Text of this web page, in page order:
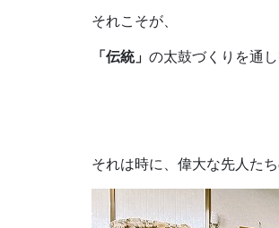
それこそが、
「伝統」 の太鼓づくりを通
それは時に、偉大な先人た